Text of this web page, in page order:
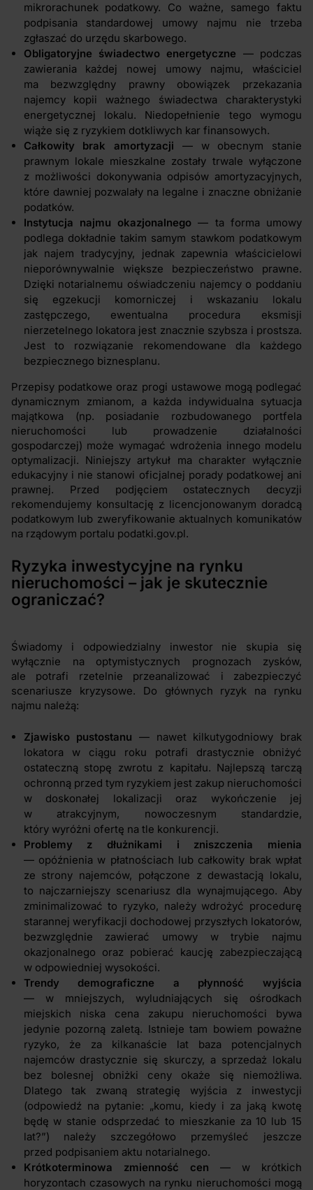
mikrorachunek podatkowy. Co ważne, samego faktu
podpisania standardowej umowy najmu nie trzeba
zgłaszać do urzędu skarbowego.
Obligatoryjne świadectwo energetyczne — podczas
zawierania każdej nowej umowy najmu, właściciel
ma bezwzględny prawny obowiązek przekazania
najemcy kopii ważnego świadectwa charakterystyki
energetycznej lokalu. Niedopełnienie tego wymogu
wiąże się z ryzykiem dotkliwych kar finansowych.
Całkowity brak amortyzacji — w obecnym stanie
prawnym lokale mieszkalne zostały trwale wyłączone
z możliwości dokonywania odpisów amortyzacyjnych,
które dawniej pozwalały na legalne i znaczne obniżanie
podatków.
Instytucja najmu okazjonalnego — ta forma umowy
podlega dokładnie takim samym stawkom podatkowym
jak najem tradycyjny, jednak zapewnia właścicielowi
nieporównywalnie większe bezpieczeństwo prawne.
Dzięki notarialnemu oświadczeniu najemcy o poddaniu
się egzekucji komorniczej i wskazaniu lokalu
zastępczego, ewentualna procedura eksmisji
nierzetelnego lokatora jest znacznie szybsza i prostsza.
Jest to rozwiązanie rekomendowane dla każdego
bezpiecznego biznesplanu.
Przepisy podatkowe oraz progi ustawowe mogą podlegać
dynamicznym zmianom, a każda indywidualna sytuacja
majątkowa (np. posiadanie rozbudowanego portfela
nieruchomości lub prowadzenie działalności
gospodarczej) może wymagać wdrożenia innego modelu
optymalizacji. Niniejszy artykuł ma charakter wyłącznie
edukacyjny i nie stanowi oficjalnej porady podatkowej ani
prawnej. Przed podjęciem ostatecznych decyzji
rekomendujemy konsultację z licencjonowanym doradcą
podatkowym lub zweryfikowanie aktualnych komunikatów
na rządowym portalu podatki.gov.pl.
Ryzyka inwestycyjne na rynku
nieruchomości – jak je skutecznie
ograniczać?
Świadomy i odpowiedzialny inwestor nie skupia się
wyłącznie na optymistycznych prognozach zysków,
ale potrafi rzetelnie przeanalizować i zabezpieczyć
scenariusze kryzysowe. Do głównych ryzyk na rynku
najmu należą:
Zjawisko pustostanu — nawet kilkutygodniowy brak
lokatora w ciągu roku potrafi drastycznie obniżyć
ostateczną stopę zwrotu z kapitału. Najlepszą tarczą
ochronną przed tym ryzykiem jest zakup nieruchomości
w doskonałej lokalizacji oraz wykończenie jej
w atrakcyjnym, nowoczesnym standardzie,
który wyróżni ofertę na tle konkurencji.
Problemy z dłużnikami i zniszczenia mienia
— opóźnienia w płatnościach lub całkowity brak wpłat
ze strony najemców, połączone z dewastacją lokalu,
to najczarniejszy scenariusz dla wynajmującego. Aby
zminimalizować to ryzyko, należy wdrożyć procedurę
starannej weryfikacji dochodowej przyszłych lokatorów,
bezwzględnie zawierać umowy w trybie najmu
okazjonalnego oraz pobierać kaucję zabezpieczającą
w odpowiedniej wysokości.
Trendy demograficzne a płynność wyjścia
— w mniejszych, wyludniających się ośrodkach
miejskich niska cena zakupu nieruchomości bywa
jedynie pozorną zaletą. Istnieje tam bowiem poważne
ryzyko, że za kilkanaście lat baza potencjalnych
najemców drastycznie się skurczy, a sprzedaż lokalu
bez bolesnej obniżki ceny okaże się niemożliwa.
Dlatego tak zwaną strategię wyjścia z inwestycji
(odpowiedź na pytanie: „komu, kiedy i za jaką kwotę
będę w stanie odsprzedać to mieszkanie za 10 lub 15
lat?”) należy szczegółowo przemyśleć jeszcze
przed podpisaniem aktu notarialnego.
Krótkoterminowa zmienność cen — w krótkich
horyzontach czasowych na rynku nieruchomości mogą